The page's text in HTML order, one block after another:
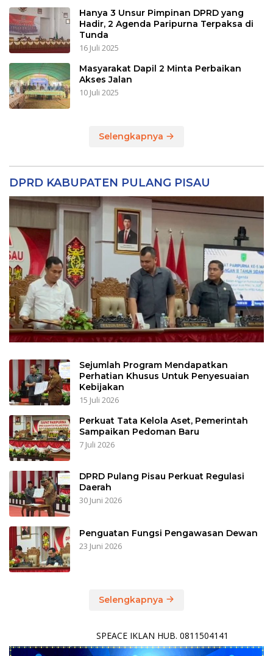
Hanya 3 Unsur Pimpinan DPRD yang
Hadir, 2 Agenda Paripurna Terpaksa di
Tunda
16 Juli 2025
Masyarakat Dapil 2 Minta Perbaikan
Akses Jalan
10 Juli 2025
Selengkapnya
DPRD KABUPATEN PULANG PISAU
Sejumlah Program Mendapatkan
Perhatian Khusus Untuk Penyesuaian
Kebijakan
15 Juli 2026
Perkuat Tata Kelola Aset, Pemerintah
Sampaikan Pedoman Baru
7 Juli 2026
DPRD Pulang Pisau Perkuat Regulasi
Daerah
30 Juni 2026
Penguatan Fungsi Pengawasan Dewan
23 Juni 2026
Selengkapnya
SPEACE IKLAN HUB. 0811504141